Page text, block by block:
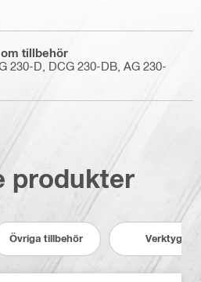
tillbehör
230-D, DCG 230-DB, AG 230-
produkter
Övriga tillbehör Verktyg